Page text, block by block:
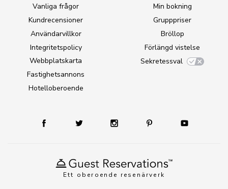
Ett oberoende resenärverk
Vanliga frågor
Kundrecensioner
Användarvillkor
Integritetspolicy
Webbplatskarta
Fastighetsannons
Hotelloberoende
Min bokning
Grupppriser
Bröllop
Förlängd vistelse
Sekretessval